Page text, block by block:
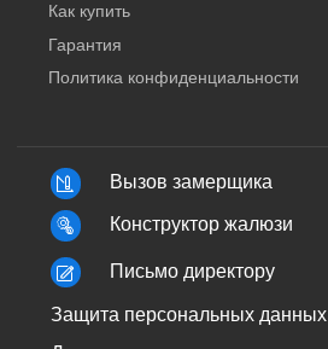
Как купить
Гарантия
Политика конфиденциальности
Вызов замерщика
Конструктор жалюзи
Письмо директору
Защита персональных данных